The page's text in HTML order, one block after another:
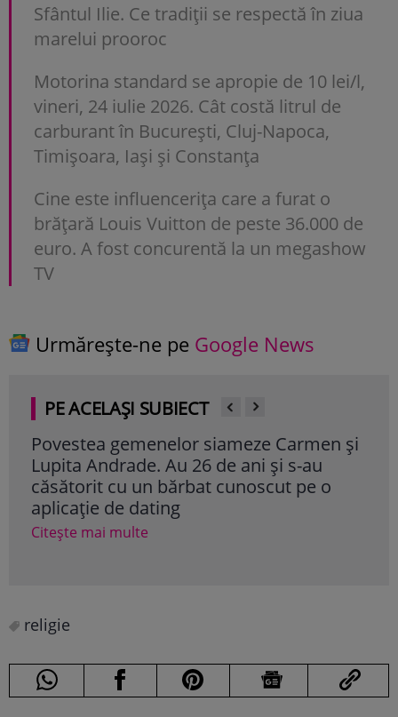
Sfântul Ilie. Ce tradiții se respectă în ziua
marelui prooroc
Motorina standard se apropie de 10 lei/l,
vineri, 24 iulie 2026. Cât costă litrul de
carburant în București, Cluj-Napoca,
Timișoara, Iași și Constanța
Cine este influencerița care a furat o
brățară Louis Vuitton de peste 36.000 de
euro. A fost concurentă la un megashow
TV
Urmărește-ne pe Google News
PE ACELAȘI SUBIECT
Povestea gemenelor siameze Carmen și
Lupita Andrade. Au 26 de ani și s-au
căsătorit cu un bărbat cunoscut pe o
aplicație de dating
Citește mai multe
religie